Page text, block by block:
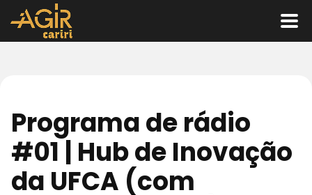
Programa de rádio
#01 | Hub de Inovação
da UFCA (com